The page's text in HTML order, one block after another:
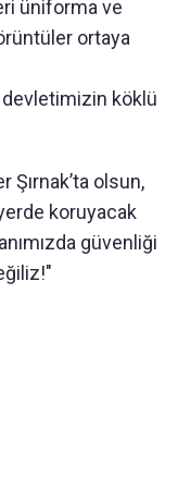
üniforma ve
ortaya
devletimizin köklü
olsun,
koruyacak
güvenliği